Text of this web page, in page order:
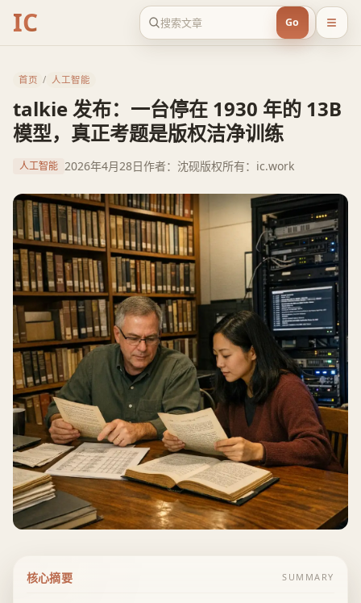
IC Go
首页 / 人工智能
talkie 发布：一台停在 1930 年的 13B
模型，真正考题是版权洁净训练
人工智能 2026年4月28日作者：沈砚版权所有：ic.work
核心摘要 SUMMARY